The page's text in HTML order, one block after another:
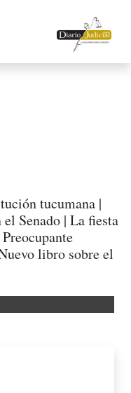
tucumana |
Senado | La fiesta
libro sobre el